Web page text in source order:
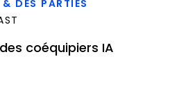
DES PARTIES
coéquipiers IA